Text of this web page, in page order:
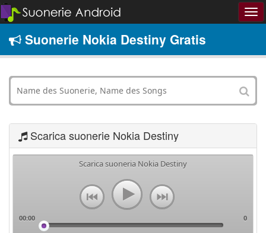
Suonerie Nokia Destiny Gratis
Scarica suonerie Nokia Destiny
Scarica suoneria Nokia Destiny
00:00 0